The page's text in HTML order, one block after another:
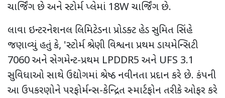
ચાર્જિંગ છે અને સ્ટોર્મ પ્લેમાં 18Wચાર્જિંગ છે.
લાવા ઇન્ટરનેશનલ લિમિટેડના પ્રોડક્ટ હેડ સુમિત સિંહે
જણાવ્યું હતું કે, 'સ્ટોર્મ શ્રેણી વિશ્વના પ્રથમ ડાયમેન્સિટી
7060અને સેગમેન્ટ-પ્રથમ LPDDR5 અને UFS 3.1
સુવિધાઓ સાથે ઉદ્યોગમાં શ્રેષ્ઠ નવીનતા પ્રદાન કરે છે. કંપની
આ ઉપકરણોને પરફોર્મન્સ-કેન્દ્રિત સ્માર્ટફોન તરીકે ઓફર કરે